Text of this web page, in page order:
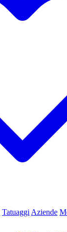
Tatuaggi Aziende